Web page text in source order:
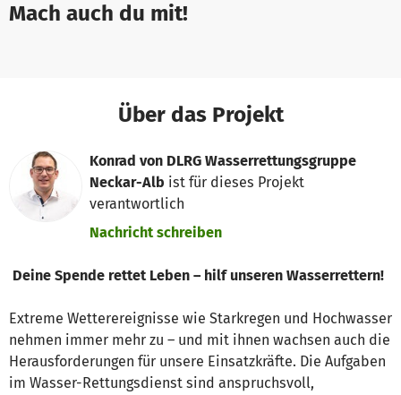
Mach auch du mit!
Über das Projekt
Konrad von DLRG Wasserrettungsgruppe
Neckar-Alb ist für dieses Projekt
verantwortlich
Nachricht schreiben
Deine Spende rettet Leben – hilf unseren Wasserrettern!
Extreme Wetterereignisse wie Starkregen und Hochwasser
nehmen immer mehr zu – und mit ihnen wachsen auch die
Herausforderungen für unsere Einsatzkräfte. Die Aufgaben
im Wasser-Rettungsdienst sind anspruchsvoll,